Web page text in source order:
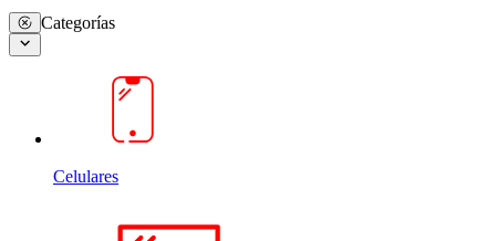
Categorías
Celulares